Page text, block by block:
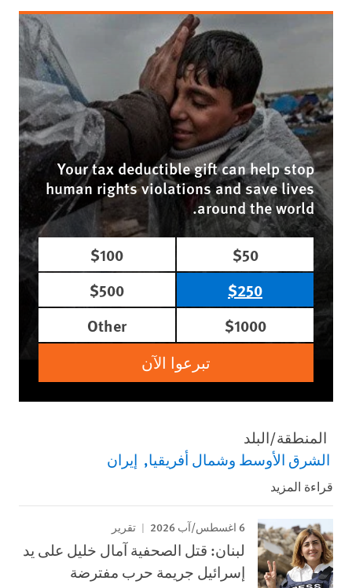
Your tax deductible gift can help stop
human rights violations and save lives
around the world.
$50
$100
$250
$500
$1000
Other
تبرعوا الآن
المنطقة/البلد
الشرق الأوسط وشمال أفريقيا إيران
قراءة المزيد
6 اغسطس/آب 2026 تقرير
لبنان: قتل الصحفية آمال خليل على يد
إسرائيل جريمة حرب مفترضة